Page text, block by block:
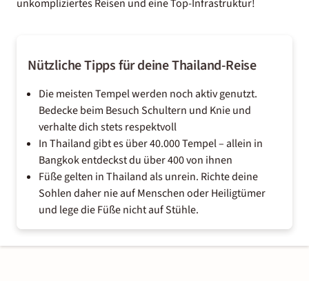
unkompliziertes Reisen und eine Top-Infrastruktur!
Nützliche Tipps für deine Thailand-Reise
Die meisten Tempel werden noch aktiv genutzt.
Bedecke beim Besuch Schultern und Knie und
verhalte dich stets respektvoll
In Thailand gibt es über 40.000 Tempel – allein in
Bangkok entdeckst du über 400 von ihnen
Füße gelten in Thailand als unrein. Richte deine
Sohlen daher nie auf Menschen oder Heiligtümer
und lege die Füße nicht auf Stühle.